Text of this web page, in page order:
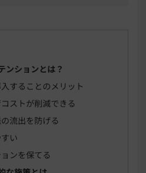
ンションとは？
することのメリット
ストが削減できる
流出を防げる
い
ンを保てる